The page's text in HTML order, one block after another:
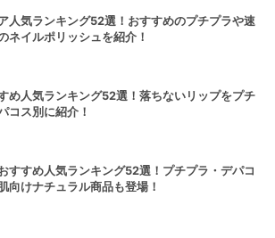
人気ランキング52選！おすすめのプチプラや速
ネイルポリッシュを紹介！
め人気ランキング52選！落ちないリップをプチ
コス別に紹介！
すすめ人気ランキング52選！プチプラ・デパコ
向けナチュラル商品も登場！